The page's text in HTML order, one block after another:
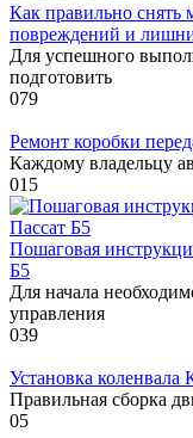
Как правильно снять
повреждений и
Для успешного
подготовить
079
Ремонт коробки
Каждому владельцу
015
Пошаговая
Б5
Для начала
управления
039
Установка коленвала
Правильная сборка
05